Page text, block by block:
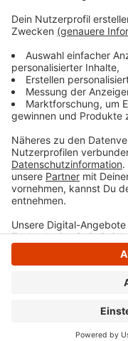
Anzeige
Anzeige